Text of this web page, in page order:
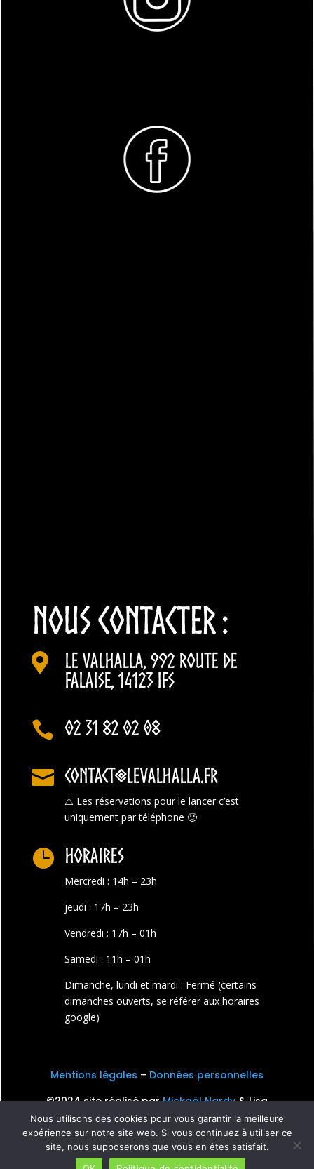
NOUS CONTACTER :

Le Valhalla, 992 Route de
Falaise, 14123 Ifs
 02 31 82 02 08
 contact@levalhalla.fr
⚠️ Les réservations pour le lancer c’est
uniquement par téléphone 🙂
 Horaires
Mercredi : 14h – 23h
jeudi : 17h – 23h
Vendredi : 17h – 01h
Samedi : 11h – 01h
Dimanche, lundi et mardi : Fermé (certains
dimanches ouverts, se référer aux horaires
google)
Mentions légales – Données personnelles
©2024 site réalisé parMickaël Nardy& Lisa
Palluel
Nous utilisons des cookies pour vous garantir la meilleure
expérience sur notre site web. Si vous continuez à utiliser ce
site, nous supposerons que vous en êtes satisfait.